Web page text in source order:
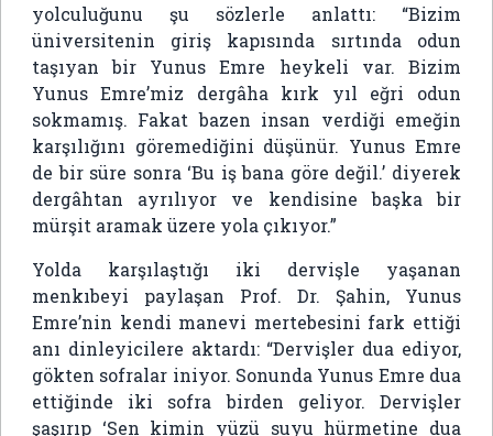
yolculuğunu şu sözlerle anlattı: “Bizim
üniversitenin giriş kapısında sırtında odun
taşıyan bir Yunus Emre heykeli var. Bizim
Yunus Emre’miz dergâha kırk yıl eğri odun
sokmamış. Fakat bazen insan verdiği emeğin
karşılığını göremediğini düşünür. Yunus Emre
de bir süre sonra ‘Bu iş bana göre değil.’ diyerek
dergâhtan ayrılıyor ve kendisine başka bir
mürşit aramak üzere yola çıkıyor.”
Yolda karşılaştığı iki dervişle yaşanan
menkıbeyi paylaşan Prof. Dr. Şahin, Yunus
Emre’nin kendi manevi mertebesini fark ettiği
anı dinleyicilere aktardı: “Dervişler dua ediyor,
gökten sofralar iniyor. Sonunda Yunus Emre dua
ettiğinde iki sofra birden geliyor. Dervişler
şaşırıp ‘Sen kimin yüzü suyu hürmetine dua